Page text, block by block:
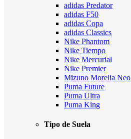
adidas Predator
adidas F50
adidas Copa
adidas Classics
Nike Phantom
Nike Tiempo
Nike Mercurial
Nike Premier
Mizuno Morelia Neo
Puma Future
Puma Ultra
Puma King
Tipo de Suela